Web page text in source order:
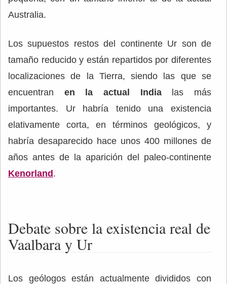
Australia.
Los supuestos restos del continente Ur son de
tamaño reducido y están repartidos por diferentes
localizaciones de la Tierra, siendo las que se
encuentran en la actual Indialas más
importantes. Ur habría tenido una existencia
elativamente corta, en términos geológicos, y
habría desaparecido hace unos 400 millones de
años antes de la aparición del paleo-continente
Kenorland.
Debate sobre la existencia real de
Vaalbara y Ur
Los geólogos están actualmente divididos con